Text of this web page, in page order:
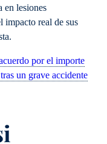
en lesiones
impacto real de sus
por el importe
un grave accidente